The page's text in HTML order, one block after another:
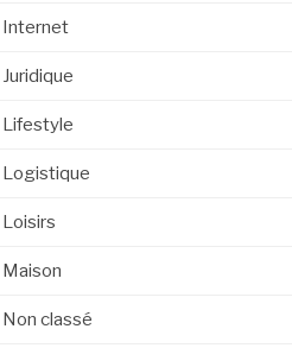
Internet
Juridique
Lifestyle
Logistique
Loisirs
Maison
Non classé